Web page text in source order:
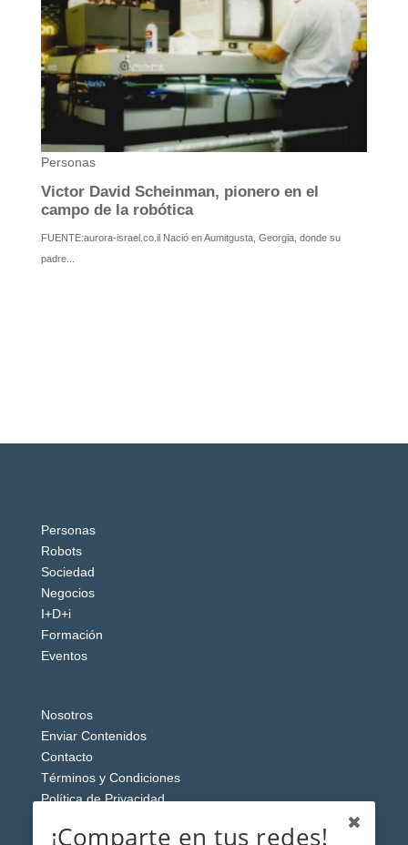
Personas
Robots
Sociedad
Negocios
I+D+i
Formación
Eventos
Nosotros
Enviar Contenidos
Contacto
Términos y Condiciones
Política de Privacidad
¡Comparte en tus redes!